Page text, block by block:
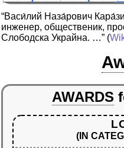
“Васи́лий Наза́рович
инженер, общественик,
Слободска Украйна. …” (
AWARDS
(IN